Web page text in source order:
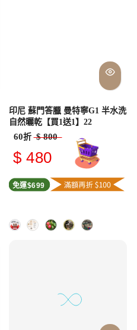
印尼 蘇門答臘 曼特寧G1 半水洗
自然曬乾【買1送1】22
60折 $ 800
$ 480
免運$699